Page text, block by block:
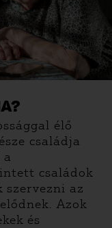
élő
családja
családok
szervezni az
Azok
és